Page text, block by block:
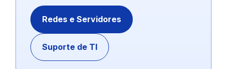
Redes e Servidores
Suporte de TI